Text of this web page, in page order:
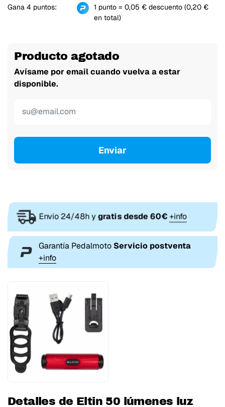
Gana 4 puntos:
1 punto = 0,05 € descuento (0,20 €
en total)
Producto agotado
Avísame por email cuando vuelva a estar
disponible.
Enviar
Envio 24/48h ygratis desde 60€+info
Garantía Pedalmoto Servicio postventa
+info
Detalles de Eltin 50 lúmenes luz